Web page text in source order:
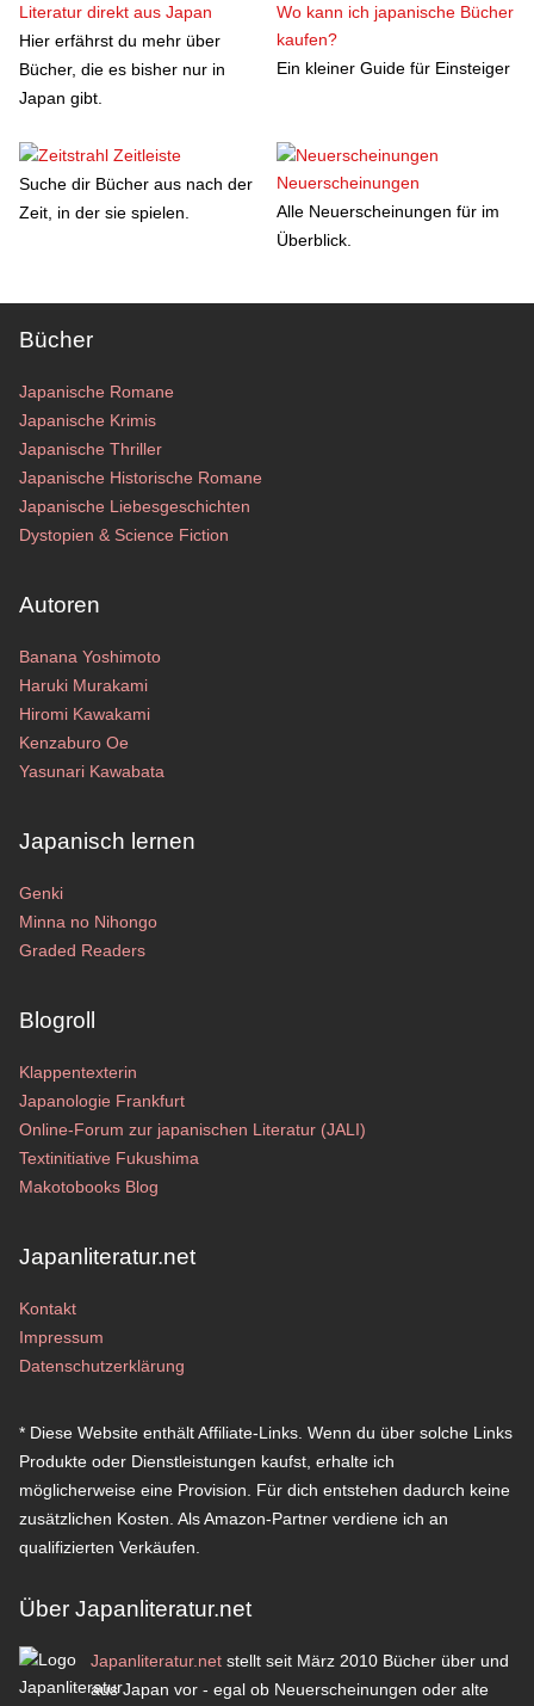
Literatur direkt aus Japan
Hier erfährst du mehr über
Bücher, die es bisher nur in
Japan gibt.
Wo kann ich japanische Bücher
kaufen?
Ein kleiner Guide für Einsteiger
Zeitleiste
Suche dir Bücher aus nach der
Zeit, in der sie spielen.
Neuerscheinungen
Alle Neuerscheinungen für im
Überblick.
Bücher
Japanische Romane
Japanische Krimis
Japanische Thriller
Japanische Historische Romane
Japanische Liebesgeschichten
Dystopien & Science Fiction
Autoren
Banana Yoshimoto
Haruki Murakami
Hiromi Kawakami
Kenzaburo Oe
Yasunari Kawabata
Japanisch lernen
Genki
Minna no Nihongo
Graded Readers
Blogroll
Klappentexterin
Japanologie Frankfurt
Online-Forum zur japanischen Literatur (JALI)
Textinitiative Fukushima
Makotobooks Blog
Japanliteratur.net
Kontakt
Impressum
Datenschutzerklärung
* Diese Website enthält Affiliate-Links. Wenn du über solche Links
Produkte oder Dienstleistungen kaufst, erhalte ich
möglicherweise eine Provision. Für dich entstehen dadurch keine
zusätzlichen Kosten. Als Amazon-Partner verdiene ich an
qualifizierten Verkäufen.
Über Japanliteratur.net
Japanliteratur.net stellt seit März 2010 Bücher über und
aus Japan vor - egal ob Neuerscheinungen oder alte